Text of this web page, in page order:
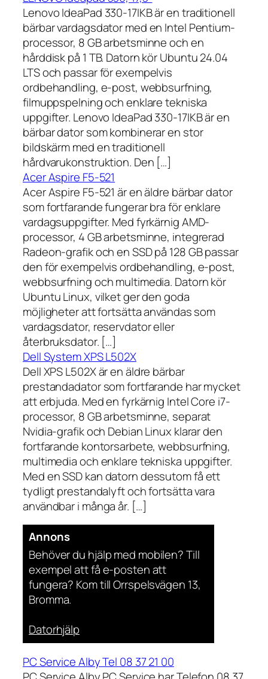
Lenovo IdeaPad 330-17IKB är en traditionell
bärbar vardagsdator med en Intel Pentium-
processor, 8 GB arbetsminne och en
hårddisk på 1 TB. Datorn kör Ubuntu 24.04
LTS och passar för exempelvis
ordbehandling, e-post, webbsurfning,
filmuppspelning och enklare tekniska
uppgifter. Lenovo IdeaPad 330-17IKB är en
bärbar dator som kombinerar en stor
bildskärm med en traditionell
hårdvarukonstruktion. Den […]
Acer Aspire F5-521
Acer Aspire F5-521 är en äldre bärbar dator
som fortfarande fungerar bra för enklare
vardagsuppgifter. Med fyrkärnig AMD-
processor, 4 GB arbetsminne, integrerad
Radeon-grafik och en SSD på 128 GB passar
den för exempelvis ordbehandling, e-post,
webbsurfning och multimedia. Datorn kör
Ubuntu Linux, vilket ger den goda
möjligheter att fortsätta användas som
vardagsdator, reservdator eller
återbruksdator. […]
Dell System XPS L502X
Dell XPS L502X är en äldre bärbar
prestandadator som fortfarande har mycket
att erbjuda. Med en fyrkärnig Intel Core i7-
processor, 8 GB arbetsminne, separat
Nvidia-grafik och Debian Linux klarar den
fortfarande kontorsarbete, webbsurfning,
multimedia och enklare tekniska uppgifter.
Med en SSD kan datorn dessutom få ett
tydligt prestandalyft och fortsätta vara
användbar i många år. […]
Annons
Behöver du hjälp med mobilen? Till
exempel att få e-posten att
fungera? Kom till Orrspelsvägen 13,
Bromma.
Datorhjälp
PC Service Alby Tel 08 37 21 00